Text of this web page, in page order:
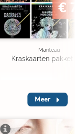
€
Manteau
Kraskaarten pakket
Meer